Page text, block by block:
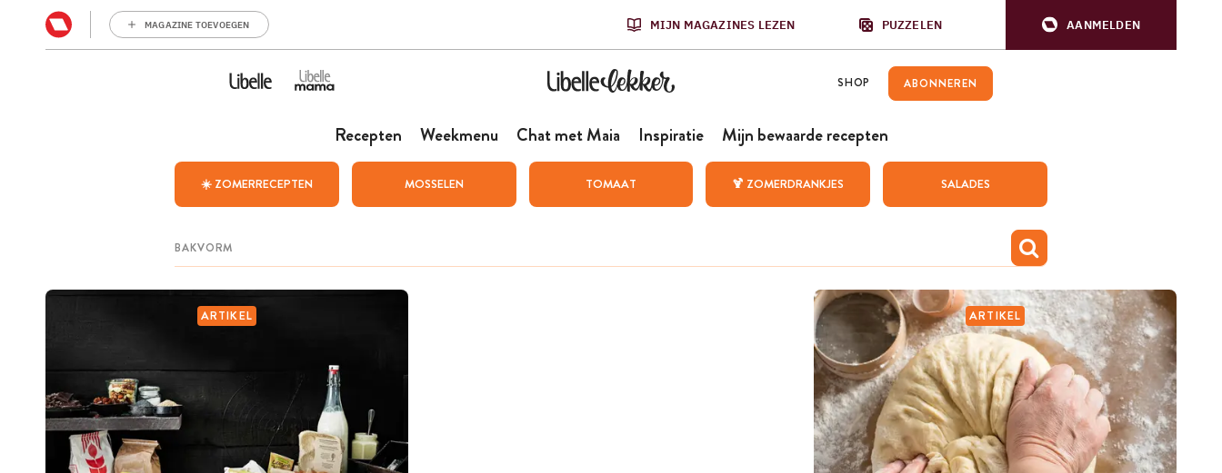
MAGAZINE TOEVOEGEN MIJN MAGAZINES LEZEN PUZZELEN AANMELDEN
SHOP ABONNEREN
Recepten Weekmenu Chat met Maia Inspiratie Mijn bewaarde recepten
☀️ ZOMERRECEPTEN MOSSELEN TOMAAT 🍹 ZOMERDRANKJES SALADES
ARTIKEL ARTIKEL